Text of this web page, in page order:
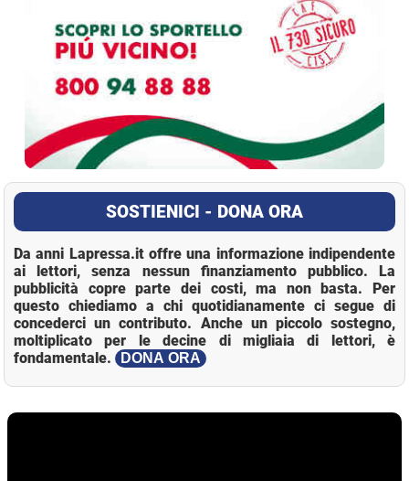
SOSTIENICI - DONA ORA
Da anni Lapressa.it offre una informazione indipendente
ai lettori, senza nessun finanziamento pubblico. La
pubblicità copre parte dei costi, ma non basta. Per
questo chiediamo a chi quotidianamente ci segue di
concederci un contributo. Anche un piccolo sostegno,
moltiplicato per le decine di migliaia di lettori, è
fondamentale.
DONA ORA